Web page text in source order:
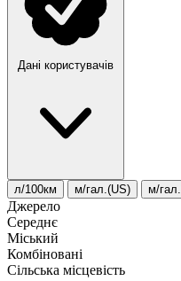
Дані користувачів
л/100км м/гал.(US) м/
Джерело
Середнє
Міський
Комбіновані
Сільська місцевість